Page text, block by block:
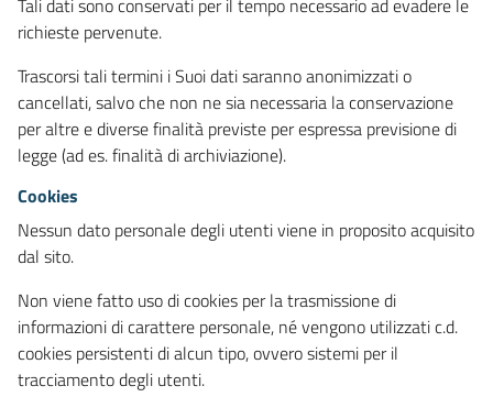
Tali dati sono conservati per il tempo necessario ad evadere le
richieste pervenute.
Trascorsi tali termini i Suoi dati saranno anonimizzati o
cancellati, salvo che non ne sia necessaria la conservazione
per altre e diverse finalità previste per espressa previsione di
legge (ad es. finalità di archiviazione).
Cookies
Nessun dato personale degli utenti viene in proposito acquisito
dal sito.
Non viene fatto uso di cookies per la trasmissione di
informazioni di carattere personale, né vengono utilizzati c.d.
cookies persistenti di alcun tipo, ovvero sistemi per il
tracciamento degli utenti.